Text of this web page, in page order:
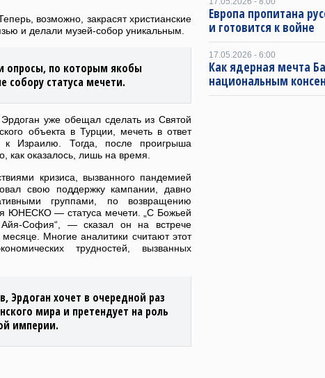
возможно, закрасят христианские
и делали музей-собор уникальным.
опросы, по которым якобы
собору статуса мечети.
уже обещал сделать из Святой
объекта в Турции, мечеть в ответ
к Израилю. Тогда, после проигрыша
как оказалось, лишь на время.
кризиса, вызванного пандемией
свою поддержку кампании, давно
группами, по возвращению
ЮНЕСКО — статуса мечети. „С Божьей
София“, — сказал он на встрече
Многие аналитики считают этот
трудностей, вызванных
Эрдоган хочет в очередной раз
мира и претендует на роль
империи.
Европа пропитана
и готовится к войне
17.05.2026 - 6:00
Как ядерная мечта
национальным